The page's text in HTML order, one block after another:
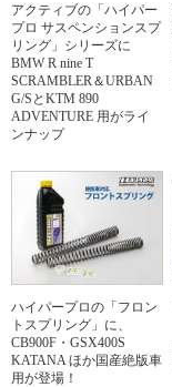
アクティブの「ハイパー
プロ サスペンションスプ
リング」シリーズに
BMW R nine T
SCRAMBLER＆URBAN
G/SとKTM 890
ADVENTURE 用がライ
ンナップ
ハイパープロの「フロン
トスプリング」に、
CB900F・GSX400S
KATANA ほか国産絶版車
用が登場！